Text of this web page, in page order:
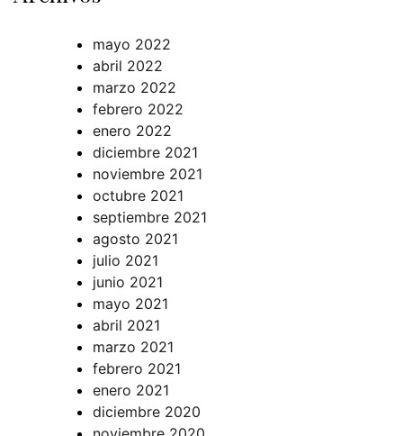
mayo 2022
abril 2022
marzo 2022
febrero 2022
enero 2022
diciembre 2021
noviembre 2021
octubre 2021
septiembre 2021
agosto 2021
julio 2021
junio 2021
mayo 2021
abril 2021
marzo 2021
febrero 2021
enero 2021
diciembre 2020